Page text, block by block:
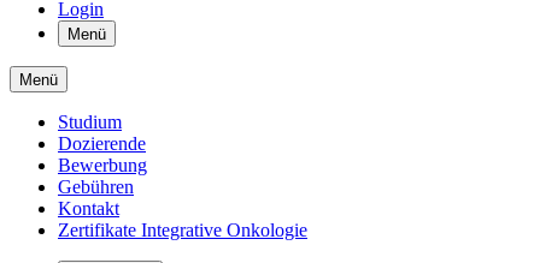
Login
Menü
Menü
Studium
Dozierende
Bewerbung
Gebühren
Kontakt
Zertifikate Integrative Onkologie